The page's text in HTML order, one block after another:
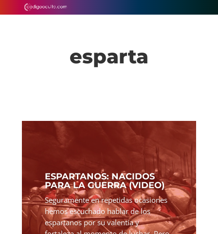
esparta
ESPARTANOS: NACIDOS
PARA LA GUERRA (VIDEO)
Seguramente en repetidas ocasiones
hemos escuchado hablar de los
espartanos por su valentía y